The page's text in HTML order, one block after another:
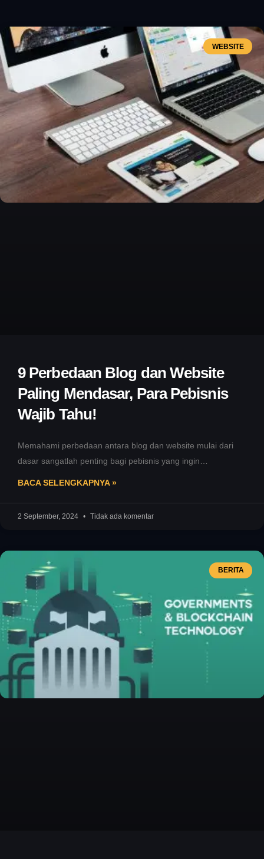
WEBSITE
9 Perbedaan Blog dan Website
Paling Mendasar, Para Pebisnis
Wajib Tahu!
Memahami perbedaan antara blog dan website mulai dari
dasar sangatlah penting bagi pebisnis yang ingin
BACA SELENGKAPNYA »
2 September, 2024 Tidak ada komentar
BERITA